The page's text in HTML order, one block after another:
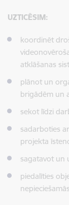
UZTICĒSIM:
koordinēt
atklāšanas
plānot un
brigādēm un
sekot līdzi
sadarboties
projekta
sagatavot un
piedalīties